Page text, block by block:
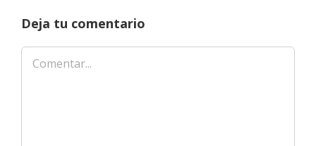
Deja tu comentario
Comentar